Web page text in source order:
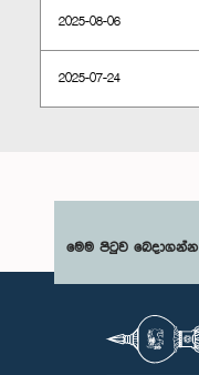
2025-08-06
2025-07-24
මෙම පිටුව බෙදාගන්න